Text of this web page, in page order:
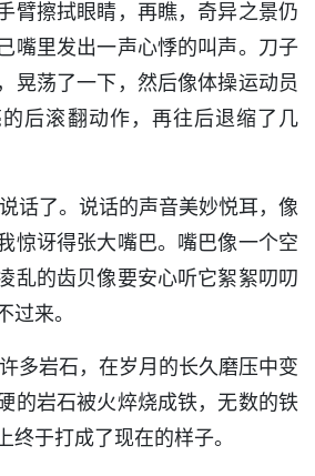
臂擦拭眼睛，再瞧，奇异之景仍
嘴里发出一声心悸的叫声。刀子
晃荡了一下，然后像体操运动员
后滚翻动作，再往后退缩了几
了。说话的声音美妙悦耳，像
惊讶得张大嘴巴。嘴巴像一个空
乱的齿贝像要安心听它絮絮叨叨
过来。
岩石，在岁月的长久磨压中变
的岩石被火焠烧成铁，无数的铁
终于打成了现在的样子。